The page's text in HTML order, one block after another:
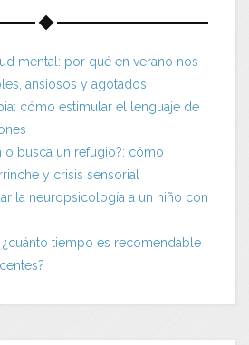
mental: por qué en verano nos
ansiosos y agotados
cómo estimular el lenguaje de
o busca un refugio?: cómo
y crisis sensorial
la neuropsicología a un niño con
¿cuánto tiempo es recomendable